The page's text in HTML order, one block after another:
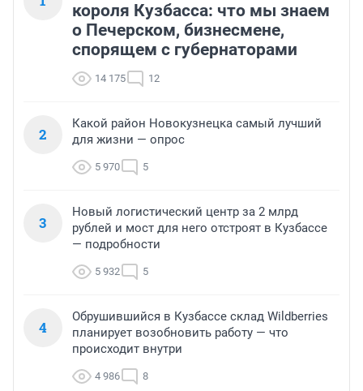
короля Кузбасса: что мы знаем
о Печерском, бизнесмене,
спорящем с губернаторами
14 175 12
2
Какой район Новокузнецка самый лучший
для жизни — опрос
5 970 5
3
Новый логистический центр за 2 млрд
рублей и мост для него отстроят в Кузбассе
— подробности
5 932 5
4
Обрушившийся в Кузбассе склад Wildberries
планирует возобновить работу — что
происходит внутри
4 986 8